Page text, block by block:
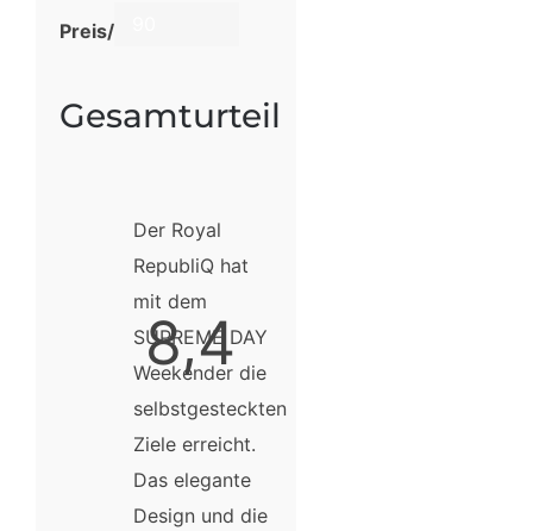
Preis/Leistung
Gesamturteil
8,4
Der Royal
RepubliQ hat
mit dem
SUPREME DAY
Weekender die
selbstgesteckten
Ziele erreicht.
Das elegante
Design und die